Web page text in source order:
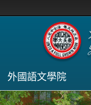
外國語文學院